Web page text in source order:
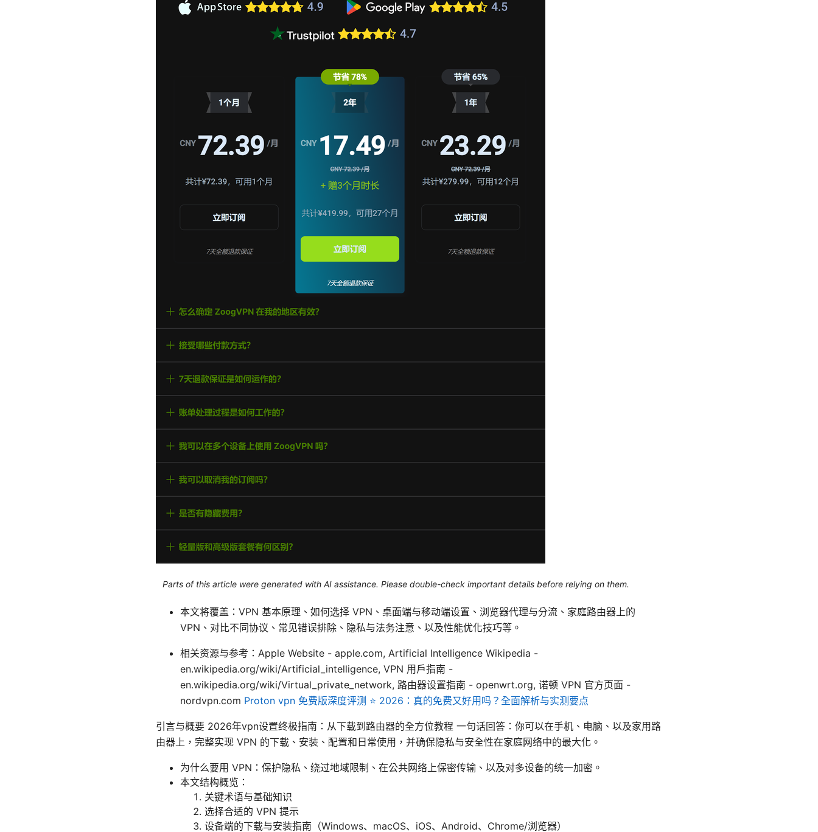
Parts of this article were generated with AI assistance. Please double-check important details before relying on them.
本文将覆盖：VPN 基本原理、如何选择 VPN、桌面端与移动端设置、浏览器代理与分流、家庭路由器上的
VPN、对比不同协议、常见错误排除、隐私与法务注意、以及性能优化技巧等。
相关资源与参考：Apple Website - apple.com, Artificial Intelligence Wikipedia -
en.wikipedia.org/wiki/Artificial_intelligence, VPN 用户指南 -
en.wikipedia.org/wiki/Virtual_private_network, 路由器设置指南 - openwrt.org, 诺顿 VPN 官方页面 -
nordvpn.com Proton vpn 免费版深度评测 ⭐ 2026：真的免费又好用吗？全面解析与实测要点
引言与概要 2026年vpn设置终极指南：从下载到路由器的全方位教程 一句话回答：你可以在手机、电脑、以及家用路
由器上，完整实现 VPN 的下载、安装、配置和日常使用，并确保隐私与安全性在家庭网络中的最大化。
为什么要用 VPN：保护隐私、绕过地域限制、在公共网络上保密传输、以及对多设备的统一加密。
本文结构概览：
关键术语与基础知识
选择合适的 VPN 提示
设备端的下载与安装指南（Windows、macOS、iOS、Android、Chrome/浏览器）